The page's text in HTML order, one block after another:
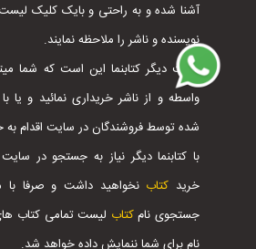
آشنا شده و به راحتی و بایک کلیک
نویسنده و ناشر را ملاحظه نمایند.
مزیت دیگر کتابنما این است که شما
واسطه و از ناشر خریداری نمائید و یا
شده توسط فروشندگان در سایت اقدام به
با کتابنما دیگر نیاز به جستجو در
خرید کتابنخواهید داشت و صرفا با
جستجوی نامکتاب لیست تمامی کتاب
نام برای شما ننمایش داده خواهد شد.